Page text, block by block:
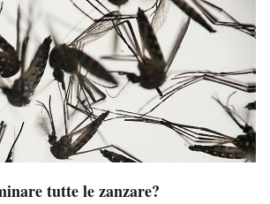
tutte le zanzare?